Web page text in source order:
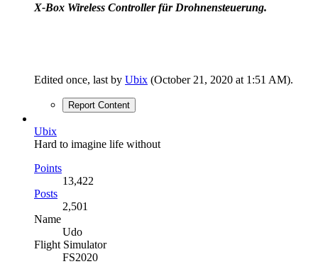
X-Box Wireless Controller für Drohnensteuerung.
Edited once, last by Ubix (October 21, 2020 at 1:51 AM).
Report Content
Ubix
Hard to imagine life without
Points
13,422
Posts
2,501
Name
Udo
Flight Simulator
FS2020